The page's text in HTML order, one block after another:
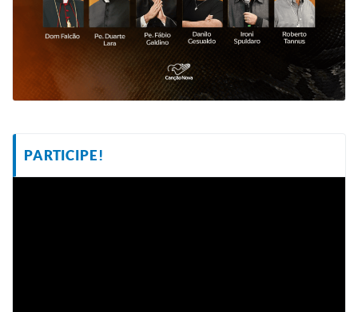
PARTICIPE!